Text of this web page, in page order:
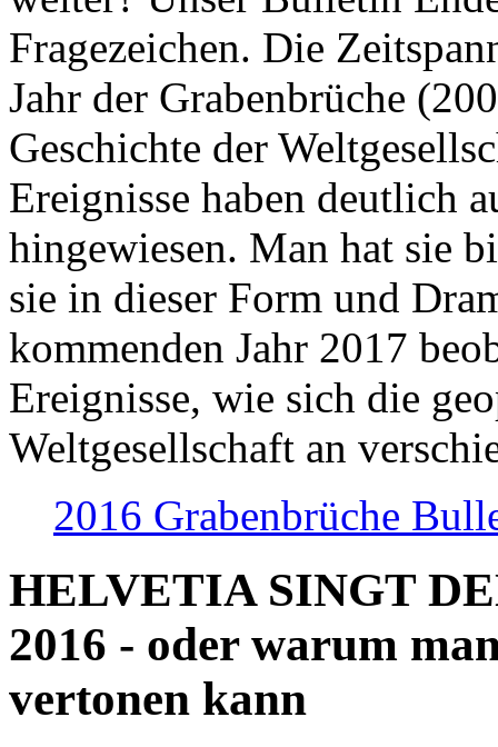
Fragezeichen. Die
Jahr der Grabenbrüche
Geschichte der
Ereignisse haben deutlich
hingewiesen. Man hat sie
sie in dieser Form und
kommenden Jahr 2017
Ereignisse, wie sich die
Weltgesellschaft an
2016 Grabenbrüche
HELVETIA SINGT
2016 - oder warum
vertonen kann